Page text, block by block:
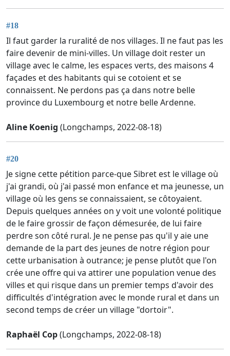
#18
Il faut garder la ruralité de nos villages. Il ne faut pas les
faire devenir de mini-villes. Un village doit rester un
village avec le calme, les espaces verts, des maisons 4
façades et des habitants qui se cotoient et se
connaissent. Ne perdons pas ça dans notre belle
province du Luxembourg et notre belle Ardenne.
Aline Koenig (Longchamps, 2022-08-18)
#20
Je signe cette pétition parce-que Sibret est le village où
j'ai grandi, où j'ai passé mon enfance et ma jeunesse, un
village où les gens se connaissaient, se côtoyaient.
Depuis quelques années on y voit une volonté politique
de le faire grossir de façon démesurée, de lui faire
perdre son côté rural. Je ne pense pas qu'il y aie une
demande de la part des jeunes de notre région pour
cette urbanisation à outrance; je pense plutôt que l'on
crée une offre qui va attirer une population venue des
villes et qui risque dans un premier temps d'avoir des
difficultés d'intégration avec le monde rural et dans un
second temps de créer un village "dortoir".
Raphaël Cop(Longchamps, 2022-08-18)